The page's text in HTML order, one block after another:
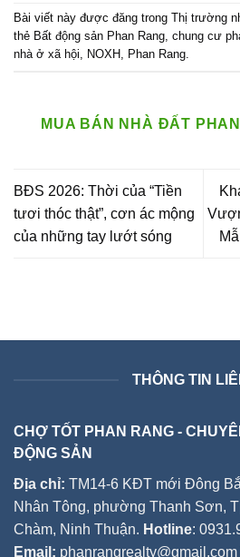
Bài viết này được đăng trong Thị trường
thẻ Bất động sản Phan Rang, chung cư
nhà ở xã hội, NOXH, Phan Rang.
MUA BÁN NHÀ ĐẤT
BĐS 2026: Thời của “Tiền
tươi thóc thật”, cơn ác mộng
của những tay lướt sóng
THÔNG TIN
CHỢ TỐT PHAN RANG -
ĐỘNG SẢN
Địa chỉ: TM14-6 KĐT mới Đông
Nhân Tông, phường Thanh Sơn,
Chàm, Ninh Thuận. Hotline:
Email: phanrangrealty@gmail.com